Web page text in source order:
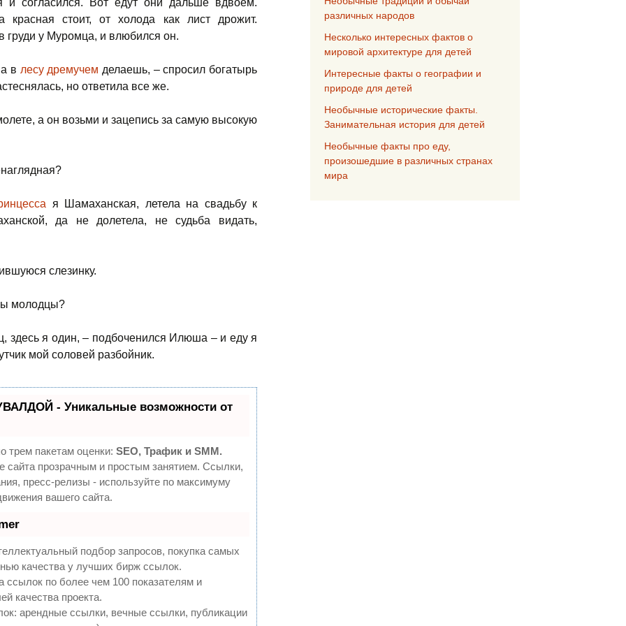
и согласился. Вот едут они дальше вдвоем.
стоит, от холода как лист дрожит.
груди у Муромца, и влюбился он.
в лесу дремучем делаешь, – спросил богатырь
но ответила все же.
а он возьми и зацепись за самую высокую
я Шамаханская, летела на свадьбу к
да не долетела, не судьба видать,
слезинку.
молодцы?
здесь я один, – подбоченился Илюша – и еду я
мой соловей разбойник.
- Уникальные возможности от
трем пакетам оценки: SEO, Трафик и SMM.
сайта прозрачным и простым занятием. Ссылки,
пресс-релизы - используйте по максимуму
вашего сайта.
подбор запросов, покупка самых
качества у лучших бирж ссылок.
ссылок по более чем 100 показателям и
качества проекта.
арендные ссылки, вечные ссылки, публикации
различных народов
Несколько интересных фактов о
мировой архитектуре для детей
Интересные факты о географии и
природе для детей
Необычные исторические факты.
Занимательная история для детей
Необычные факты про еду,
произошедшие в различных странах
мира